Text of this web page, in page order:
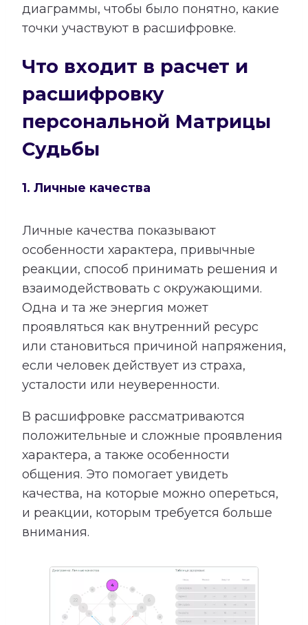
диаграммы, чтобы было понятно, какие
точки участвуют в расшифровке.
Что входит в расчет и
расшифровку
персональной Матрицы
Судьбы
1. Личные качества
Личные качества показывают
особенности характера, привычные
реакции, способ принимать решения и
взаимодействовать с окружающими.
Одна и та же энергия может
проявляться как внутренний ресурс
или становиться причиной напряжения,
если человек действует из страха,
усталости или неуверенности.
В расшифровке рассматриваются
положительные и сложные проявления
характера, а также особенности
общения. Это помогает увидеть
качества, на которые можно опереться,
и реакции, которым требуется больше
внимания.